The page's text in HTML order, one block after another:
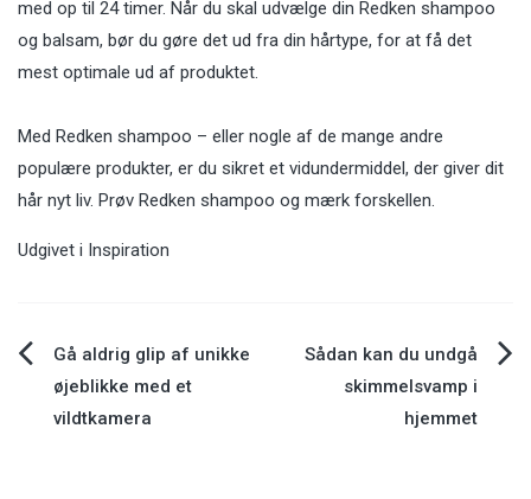
med op til 24 timer. Når du skal udvælge din Redken shampoo
og balsam, bør du gøre det ud fra din hårtype, for at få det
mest optimale ud af produktet.
Med Redken shampoo – eller nogle af de mange andre
populære produkter, er du sikret et vidundermiddel, der giver dit
hår nyt liv. Prøv Redken shampoo og mærk forskellen.
Udgivet i Inspiration
Indlægsnavigation
Gå aldrig glip af unikke
øjeblikke med et
vildtkamera
Sådan kan du undgå
skimmelsvamp i
hjemmet